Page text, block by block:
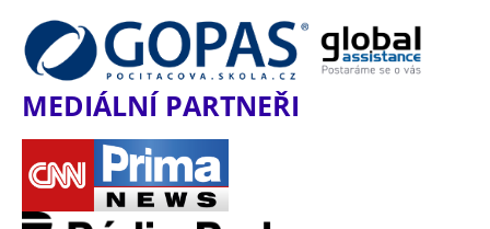
MEDIÁLNÍ PARTNEŘI